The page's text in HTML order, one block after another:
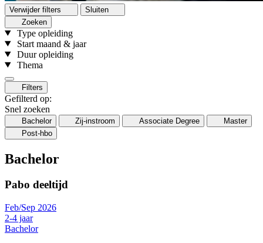
Verwijder filters
Sluiten
Zoeken
Type opleiding
Start maand & jaar
Duur opleiding
Thema
Filters
Gefilterd op:
Snel zoeken
Bachelor Zij-instroom Associate Degree
Master
Post-hbo
Bachelor
Pabo deeltijd
Feb/Sep 2026
2-4 jaar
Bachelor